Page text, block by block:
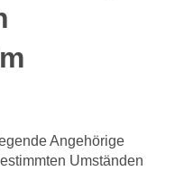
Angehörige
Umständen